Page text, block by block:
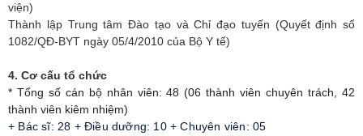
viện)
Thành lập Trung tâm Đào tạo và Chỉ đạo tuyến (Quyết định số
1082/QĐ-BYT ngày 05/4/2010 của Bộ Y tế)
4. Cơ cấu tổ chức
* Tổng số cán bộ nhân viên: 48 (06 thành viên chuyên trách, 42
thành viên kiêm nhiệm)
+ Bác sĩ: 28 + Điều dưỡng: 10 + Chuyên viên: 05